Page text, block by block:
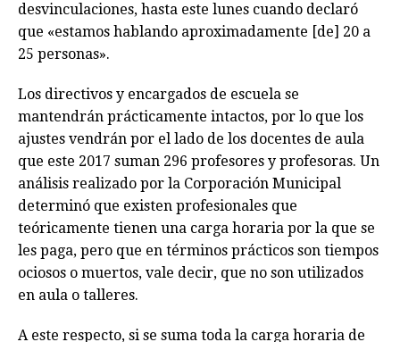
desvinculaciones, hasta este lunes cuando declaró
que «estamos hablando aproximadamente [de] 20 a
25 personas».
Los directivos y encargados de escuela se
mantendrán prácticamente intactos, por lo que los
ajustes vendrán por el lado de los docentes de aula
que este 2017 suman 296 profesores y profesoras. Un
análisis realizado por la Corporación Municipal
determinó que existen profesionales que
teóricamente tienen una carga horaria por la que se
les paga, pero que en términos prácticos son tiempos
ociosos o muertos, vale decir, que no son utilizados
en aula o talleres.
A este respecto, si se suma toda la carga horaria de